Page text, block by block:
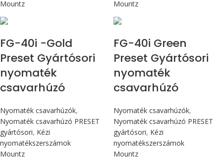
Mountz
Mountz
FG-40i -Gold
Preset Gyártósori
nyomaték
csavarhúzó
Nyomaték csavarhúzók,
Nyomaték csavarhúzó PRESET
gyártósori, Kézi
nyomatékszerszámok
Mountz
FG-40i Green
Preset Gyártósori
nyomaték
csavarhúzó
Nyomaték csavarhúzók,
Nyomaték csavarhúzó PRESET
gyártósori, Kézi
nyomatékszerszámok
Mountz